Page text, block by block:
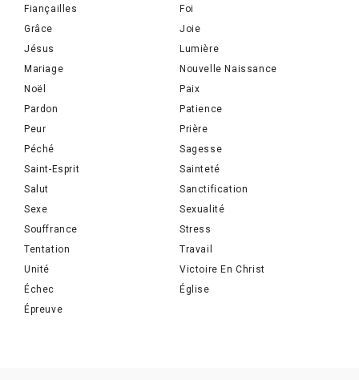
Fiançailles
Foi
Grâce
Joie
Jésus
Lumière
Mariage
Nouvelle Naissance
Noël
Paix
Pardon
Patience
Peur
Prière
Péché
Sagesse
Saint-Esprit
Sainteté
Salut
Sanctification
Sexe
Sexualité
Souffrance
Stress
Tentation
Travail
Unité
Victoire En Christ
Échec
Église
Épreuve